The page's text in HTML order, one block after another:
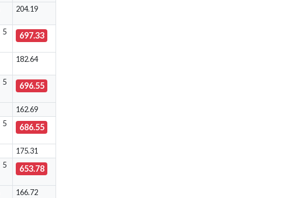
204.19
5 697.33
182.64
5 696.55
162.69
5 686.55
175.31
5 653.78
166.72